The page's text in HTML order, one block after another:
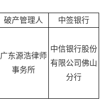
破产管理人 中签银行
广东源浩律师
事务所
中信银行股份
有限公司佛山
分行